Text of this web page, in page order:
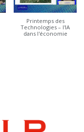
Printemps des
Technologies – l'IA
dans l'économie